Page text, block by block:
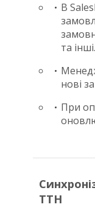
В
та інші.
нові
При
ТТН